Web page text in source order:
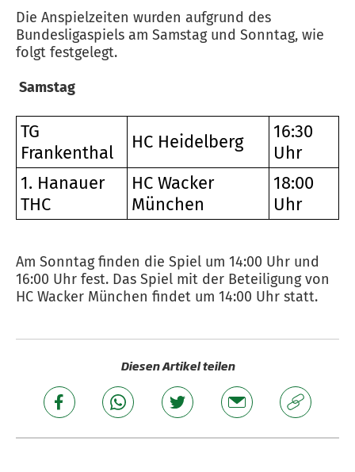
Die Anspielzeiten wurden aufgrund des
Bundesligaspiels am Samstag und Sonntag, wie
folgt festgelegt.
Samstag
TG
Frankenthal
HC Heidelberg
16:30
Uhr
1. Hanauer
THC
HC Wacker
München
18:00
Uhr
Am Sonntag finden die Spiel um 14:00 Uhr und
16:00 Uhr fest. Das Spiel mit der Beteiligung von
HC Wacker München findet um 14:00 Uhr statt.
Diesen Artikel teilen